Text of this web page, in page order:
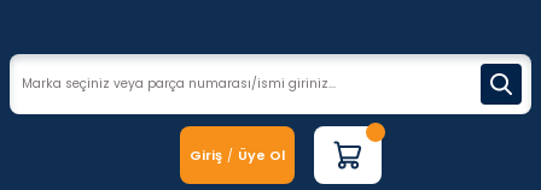
Giriş / Üye Ol